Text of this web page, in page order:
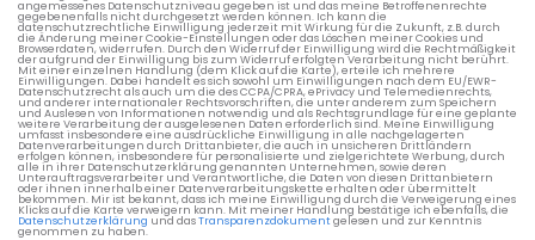
angemessenes Datenschutzniveau gegeben ist und das meine Betroffenenrechte
gegebenenfalls nicht durchgesetzt werden können. Ich kann die
datenschutzrechtliche Einwilligung jederzeit mit Wirkung für die Zukunft, z.B. durch
die Änderung meiner Cookie-Einstellungen oder das Löschen meiner Cookies und
Browserdaten, widerrufen. Durch den Widerruf der Einwilligung wird die Rechtmäßigkeit
der aufgrund der Einwilligung bis zum Widerruf erfolgten Verarbeitung nicht berührt.
Mit einer einzelnen Handlung (dem Klick auf die Karte), erteile ich mehrere
Einwilligungen. Dabei handelt es sich sowohl um Einwilligungen nach dem EU/EWR-
Datenschutzrecht als auch um die des CCPA/CPRA, ePrivacy und Telemedienrechts,
und anderer internationaler Rechtsvorschriften, die unter anderem zum Speichern
und Auslesen von Informationen notwendig und als Rechtsgrundlage für eine geplante
weitere Verarbeitung der ausgelesenen Daten erforderlich sind. Meine Einwilligung
umfasst insbesondere eine ausdrückliche Einwilligung in alle nachgelagerten
Datenverarbeitungen durch Drittanbieter, die auch in unsicheren Drittländern
erfolgen können, insbesondere für personalisierte und zielgerichtete Werbung, durch
alle in ihrer Datenschutzerklärung genannten Unternehmen, sowie deren
Unterauftragsverarbeiter und Verantwortliche, die Daten von diesen Drittanbietern
oder ihnen innerhalb einer Datenverarbeitungskette erhalten oder übermittelt
bekommen. Mir ist bekannt, dass ich meine Einwilligung durch die Verweigerung eines
Klicks auf die Karte verweigern kann. Mit meiner Handlung bestätige ich ebenfalls, die
Datenschutzerklärung und dasTransparenzdokumentgelesen und zur Kenntnis
genommen zu haben.